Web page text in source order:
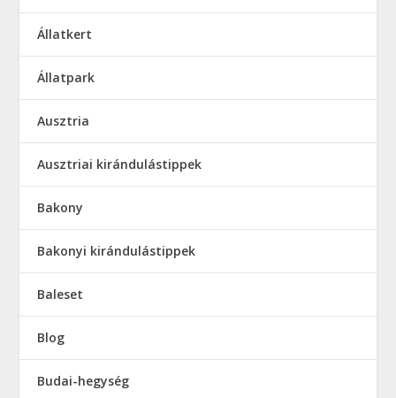
Állatkert
Állatpark
Ausztria
Ausztriai kirándulástippek
Bakony
Bakonyi kirándulástippek
Baleset
Blog
Budai-hegység